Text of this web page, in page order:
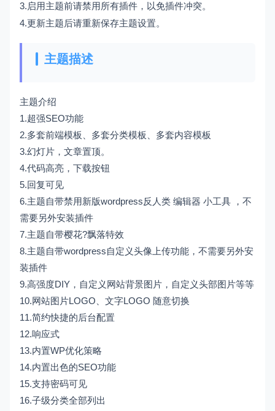
3.启用主题前请禁用所有插件，以免插件冲突。
4.更新主题后请重新保存主题设置。
主题描述
主题介绍
1.超强SEO功能
2.多套前端模板、多套分类模板、多套内容模板
3.幻灯片，文章置顶。
4.代码高亮，下载按钮
5.回复可见
6.主题自带禁用新版wordpress反人类 编辑器 小工具 ，不
需要另外安装插件
7.主题自带樱花?飘落特效
8.主题自带wordpress自定义头像上传功能，不需要另外安
装插件
9.高强度DIY，自定义网站背景图片，自定义头部图片等等
10.网站图片LOGO、文字LOGO 随意切换
11.简约快捷的后台配置
12.响应式
13.内置WP优化策略
14.内置出色的SEO功能
15.支持密码可见
16.子级分类全部列出